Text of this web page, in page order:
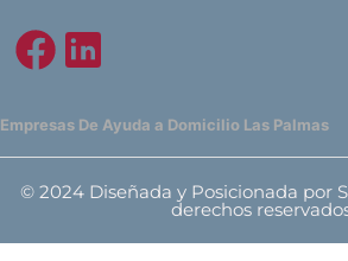
Empresas De Ayuda a Domicilio Las Palmas
© 2024 Diseñada y Posicionada por
derechos